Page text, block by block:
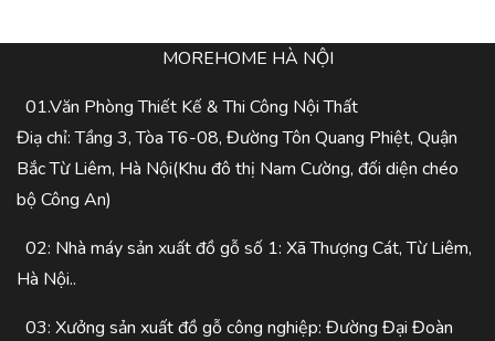
MOREHOME HÀ NỘI
01.Văn Phòng Thiết Kế & Thi Công Nội Thất
Điạ chỉ: Tầng 3, Tòa T6-08, Đường Tôn Quang Phiệt, Quận
Bắc Từ Liêm, Hà Nội(Khu đô thị Nam Cường, đối diện chéo
bộ Công An)
02: Nhà máy sản xuất đồ gỗ số 1: Xã Thượng Cát, Từ Liêm,
Hà Nội..
03: Xưởng sản xuất đồ gỗ công nghiệp: Đường Đại Đoàn